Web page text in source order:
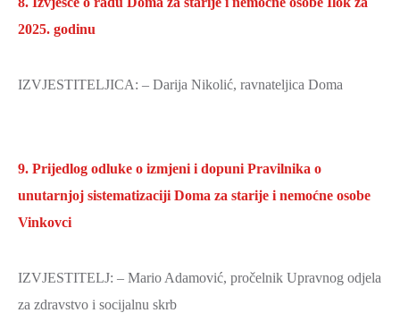
2025. godinu
IZVJESTITELJICA: – Darija Nikolić, ravnateljica Doma
9. Prijedlog odluke o izmjeni i dopuni Pravilnika o
unutarnjoj sistematizaciji Doma za starije i nemoćne osobe
Vinkovci
IZVJESTITELJ: – Mario Adamović, pročelnik Upravnog odjela
za zdravstvo i socijalnu skrb